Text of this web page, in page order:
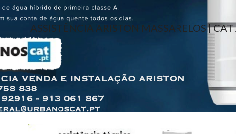
ASSISTÊNCIA ARISTON MASSARELOS |